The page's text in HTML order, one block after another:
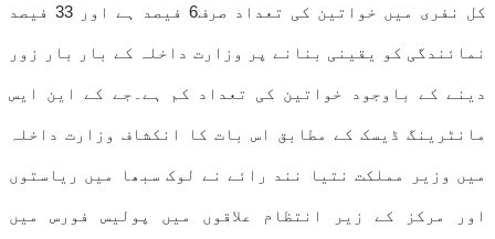
کل نفری میں خواتین کی تعداد صرف6 فیصد ہے اور 33 فیصد
نمائندگی کو یقینی بنانے پر وزارت داخلہ کے بار بار زور
دینے کے باوجود خواتین کی تعداد کم ہے۔جے کے این ایس
مانٹرینگ ڈیسک کے مطابق اس بات کا انکشاف وزارت داخلہ
میں وزیر مملکت نتیا نند رائے نے لوک سبھا میں ریاستوں
اور مرکز کے زیر انتظام علاقوں میں پولیس فورس میں